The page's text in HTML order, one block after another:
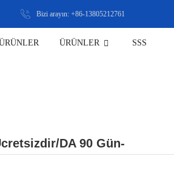
Bizi arayın: +86-13805212761
ÜRÜNLER SSS
DA 90 Gün-